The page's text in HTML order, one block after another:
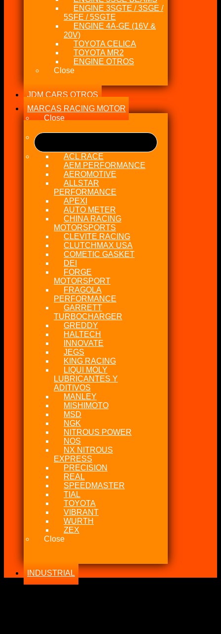
ENGINE 3SGTE / 3SGE /
5SFE / 5SGTE
ENGINE 4A-GE (16V &
20V)
TOYOTA CELICA
TOYOTA MR2
ENGINE OTROS
Close
JDM CARS OTROS
MARCAS RACING MOTOR
Close
ACL RACE
AEM PERFORMANCE
AEROMOTIVE
ALLSTAR
PERFORMANCE
APEXI
AUTO METER
CHINA RACING
MOTORSPORTS
CLEVITE RACING
CLUTCHMAX USA
COMETIC GASKET
DEI
FORGE
MOTORSPORT
FRAGOLA
PERFORMANCE
GARRETT
TURBOCHARGER
GREDDY
HALTECH
INNOVATE
JEGS
KING RACING
LIQUI MOLY
LUBRICANTES Y
ADITIVOS
MANLEY
MISHIMOTO
MSD
NGK
NITROUS POWER
NOS
NX NITROUS
EXPRESS
PRECISION
REAL
SPEEDMASTER
TIAL
TOYOTA
VIBRANT
WURTH
ZEX
Close
INDUSTRIAL